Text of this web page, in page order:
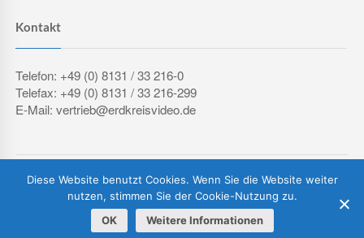
Kontakt
Telefon: +49 (0) 8131 / 33 216-0
Telefax: +49 (0) 8131 / 33 216-299
E-Mail: vertrieb@erdkreisvideo.de
IMPRESSUM
DATENSCHUTZERKLÄRUNG AGB
Vertrag widerrufen
Diese Website benutzt Cookies. Wenn Sie die Website weiter
nutzen, stimmen Sie der Cookie-Nutzung zu.
OK
Weitere Informationen